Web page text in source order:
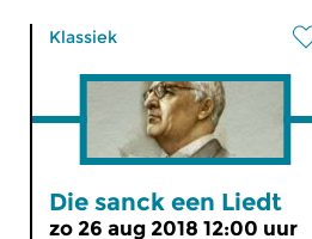
Klassiek
Die sanck een Liedt
zo 26 aug 2018 12:00 uur